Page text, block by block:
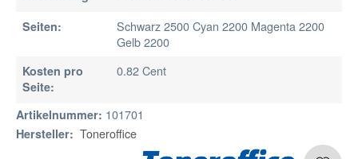
Seiten:
Schwarz 2500 Cyan 2200 Magenta 2200
Gelb 2200
Kosten pro
Seite:
0.82 Cent
Artikelnummer: 101701
Hersteller: Toneroffice